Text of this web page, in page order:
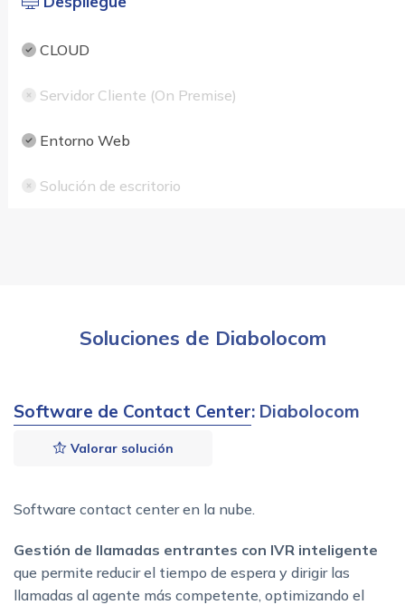
CLOUD
Servidor Cliente (On Premise)
Entorno Web
Solución de escritorio
Soluciones de Diabolocom
Software de Contact Center: Diabolocom
Valorar solución
Software contact center en la nube.
Gestión de llamadas entrantes con IVR inteligente
que permite reducir el tiempo de espera y dirigir las
llamadas al agente más competente, optimizando el